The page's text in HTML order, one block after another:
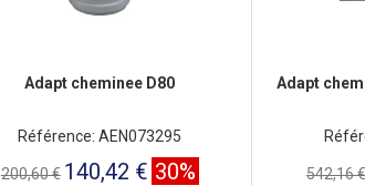
Adapt cheminee D80
Référence: AEN073295
200,60 € 140,42 € 30%
Adapt
542,16 €